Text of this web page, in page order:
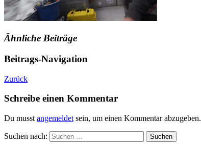
Ähnliche Beiträge
Beitrags-Navigation
Zurück
Schreibe einen Kommentar
Du musst angemeldet sein, um einen Kommentar abzugeben.
Suchen nach: